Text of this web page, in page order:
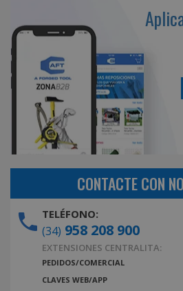
CONTACTE CON
TELÉFONO:
(34) 958 208 900
EXTENSIONES CENTRALITA:
PEDIDOS/COMERCIAL
CLAVES WEB/APP